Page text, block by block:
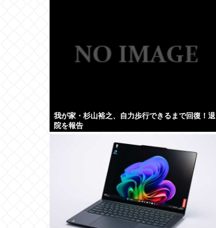
我が家・杉山裕之、自力歩行できるまで回復！退
院を報告